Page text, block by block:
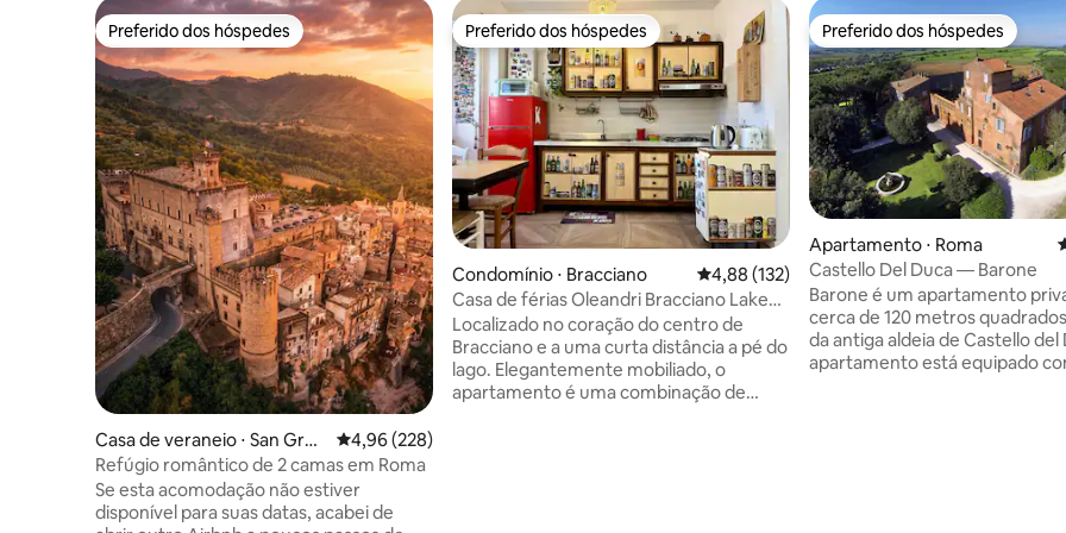
Preferido dos hóspedes
Preferido dos hóspedes
Casa de veraneio ⋅ San Greg
orio da Sassola
4,96 de uma avaliação média de 5, 228 avaliações
4,96 (228)
Refúgio romântico de 2 camas em Roma
Se esta acomodação não estiver
disponível para suas datas, acabei de
Preferido dos hóspedes
Preferido dos hóspedes
Condomínio ⋅ Bracciano 4,88 de uma avaliação média de 5, 132
4,88 (132)
Casa de férias Oleandri Bracciano Lake
Roma
Localizado no coração do centro de
Bracciano e a uma curta distância a pé do
lago. Elegantemente mobiliado, o
apartamento é uma combinação de
Preferido dos hóspedes
Preferido dos hóspedes
Apartamento ⋅ Roma
Castello Del Duca — Barone
Barone é um apartamento
cerca de 120 metros
da antiga aldeia de Castello del
apartamento está equipado